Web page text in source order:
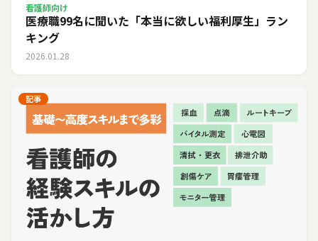
看護師向け
医療職99名に聞いた「本当に欲しい福利厚生」ラン
キング
2026.01.28
記事